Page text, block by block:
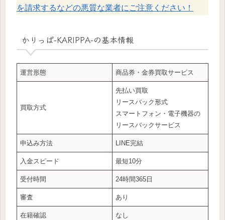
を請求するなどの悪質な業者にご注意ください！
かりっぱ-KARIPPA-の基本情報
運営形態 商品券・金券買取サービス
買取方式
先払い買取
リースバック形式
スマートフォン・電子機器の
リースバックサービス
申込み方法 LINE完結
入金スピード 最短10分
受付時間 24時間365日
審査 あり
在籍確認 なし